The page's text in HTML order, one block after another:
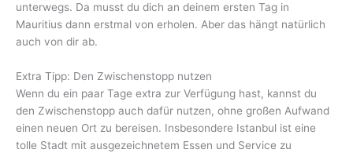
unterwegs. Da musst du dich an deinem ersten Tag in
Mauritius dann erstmal von erholen. Aber das hängt natürlich
auch von dir ab.
Extra Tipp: Den Zwischenstopp nutzen
Wenn du ein paar Tage extra zur Verfügung hast, kannst du
den Zwischenstopp auch dafür nutzen, ohne großen Aufwand
einen neuen Ort zu bereisen. Insbesondere Istanbul ist eine
tolle Stadt mit ausgezeichnetem Essen und Service zu